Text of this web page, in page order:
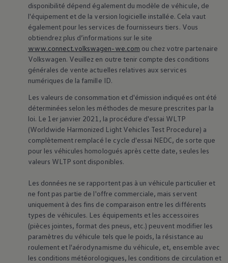
disponibilité dépend également du modèle de véhicule, de
l'équipement et de la version logicielle installée. Cela vaut
également pour les services de fournisseurs tiers. Vous
obtiendrez plus d’informations sur le site
www.connect.volkswagen-we.com ou chez votre partenaire
Volkswagen. Veuillez en outre tenir compte des conditions
générales de vente actuelles relatives aux services
numériques de la famille ID.
Les valeurs de consommation et d'émission indiquées ont été
déterminées selon les méthodes de mesure prescrites par la
loi. Le 1er janvier 2021, la procédure d'essai WLTP
(Worldwide Harmonized Light Vehicles Test Procedure) a
complètement remplacé le cycle d'essai NEDC, de sorte que
pour les véhicules homologués après cette date, seules les
valeurs WLTP sont disponibles.
Les données ne se rapportent pas à un véhicule particulier et
ne font pas partie de l'offre commerciale, mais servent
uniquement à des fins de comparaison entre les différents
types de véhicules. Les équipements et les accessoires
(pièces jointes, format des pneus, etc.) peuvent modifier les
paramètres du véhicule tels que le poids, la résistance au
roulement et l'aérodynamisme du véhicule, et, ensemble avec
les conditions météorologiques, les conditions de circulation et